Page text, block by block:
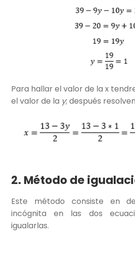
Para hallar el valor de la x
el valor de la y; después
2. Método de
Este método consiste en
incógnita en las dos
igualarlas.